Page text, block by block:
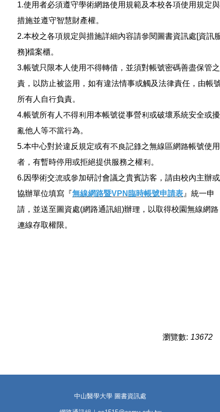
1.使用者必須遵守學術網路使用規範及本校各項使用規定與
措施並遵守智慧財產權。
2.本校之各項規定與措施詳細內容請參閱圖書資訊處[資訊
務]檔案櫃。
3.帳號只限本人使用不得轉借，並須對帳號密碼善盡保管之
責，以防止被盜用，如有違法情事或觸及法律責任，由帳
所有人自行負責。
4.帳號所有人不得利用本帳號從事營利或破壞系統安全或擾
亂他人等不當行為。
5.本中心對於違反規定或有不良記錄之無線區網路帳號使用
者，有暫時停用或拒絕提供服務之權利。
6.因學術交流或參加研討會議之貴賓訪客，請由校內主辦或
協辦單位填寫『無線網路暨VPN臨時帳號申請表 』統一申
請，並送至圖資處(網路通訊組)辦理，以取得校園無線網路
連線存取權限。
瀏覽數: 13672
中山醫學大學 圖書資訊處